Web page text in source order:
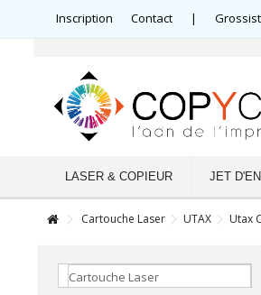
Inscription Contact |
LASER & COPIEUR JET
Cartouche Laser UTAX Utax
Cartouche Laser